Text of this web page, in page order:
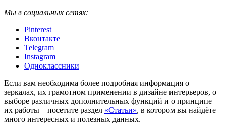
Мы в социальных сетях:
Pinterest
Вконтакте
Telegram
Instagram
Одноклассники
Если вам необходима более подробная информация о
зеркалах, их грамотном применении в дизайне интерьеров, о
выборе различных дополнительных функций и о принципе
их работы – посетите раздел «Статьи», в котором вы найдёте
много интересных и полезных данных.